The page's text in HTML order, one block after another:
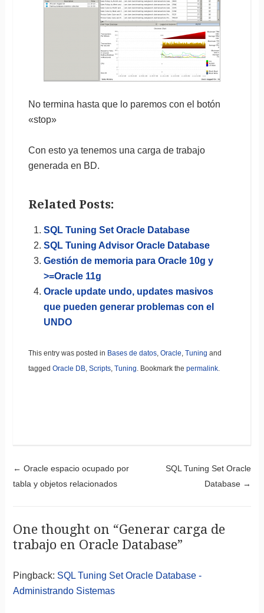
No termina hasta que lo paremos con el botón
«stop»
Con esto ya tenemos una carga de trabajo
generada en BD.
Related Posts:
SQL Tuning Set Oracle Database
SQL Tuning Advisor Oracle Database
Gestión de memoria para Oracle 10g y
>=Oracle 11g
Oracle update undo, updates masivos
que pueden generar problemas con el
UNDO
This entry was posted in Bases de datos, Oracle Tuning and
tagged Oracle DB, Scripts, Tuning . Bookmark the permalink.
Post navigation
← Oracle espacio ocupado por
tabla y objetos relacionados
SQL Tuning Set Oracle
Database →
One thought on “Generar carga de
trabajo en Oracle Database”
Pingback: SQL Tuning Set Oracle Database -
Administrando Sistemas